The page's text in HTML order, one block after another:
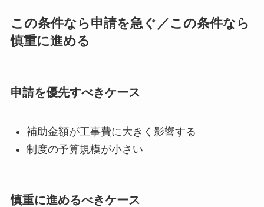
この条件なら申請を急ぐ／この条件なら
慎重に進める
申請を優先すべきケース
補助金額が工事費に大きく影響する
制度の予算規模が小さい
慎重に進めるべきケース